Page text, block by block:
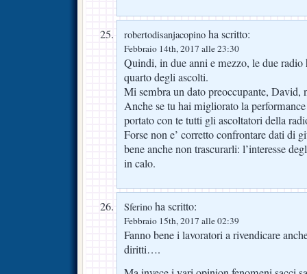
robertodisanjacopino ha scritto:
Febbraio 14th, 2017 alle 23:30
Quindi, in due anni e mezzo, le due radio
quarto degli ascolti.
Mi sembra un dato preoccupante, David,
Anche se tu hai migliorato la
portato con te tutti gli ascoltatori della
Forse non e’ corretto confrontare dati di
bene anche non trascurarli: l’interesse
in calo.
Sferino ha scritto:
Febbraio 15th, 2017 alle 02:39
Fanno bene i lavoratori a rivendicare
diritti….